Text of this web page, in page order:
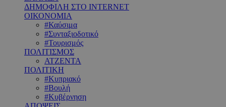
ΔΗΜΟΦΙΛΗ ΣΤΟ INTERNET
ΟΙΚΟΝΟΜΙΑ
#Καύσιμα
#Συνταξιοδοτικό
#Τουρισμός
ΠΟΛΙΤΙΣΜΟΣ
ΑΤΖΕΝΤΑ
ΠΟΛΙΤΙΚΗ
#Κυπριακό
#Βουλή
#Κυβέρνηση